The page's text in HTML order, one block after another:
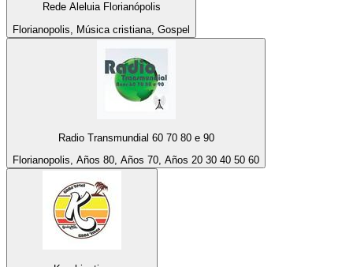
Rede Aleluia Florianópolis
Florianopolis, Música cristiana, Gospel
Radio Transmundial 60 70 80 e 90
Florianopolis, Años 80, Años 70, Años 20 30 40 50 60